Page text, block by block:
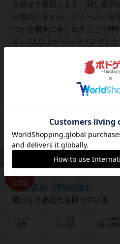
を伏せて選択します。同じ選択
を獲得しますが、もう一人いる
つかを相手に差し出すことで権
す。3人以上がバッティングし
す。1周した人は10点の得点を
1226
経験あり
再入荷までお
13位
サイクル（Psycle）
気づくとあなたも回っている
2件
プレイ人数
2～4人 10～20